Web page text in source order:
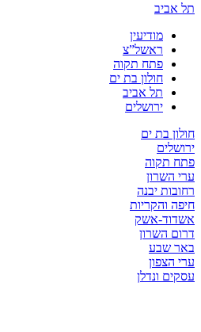
מודיעין
ראשל”צ
פתח תקוה
חולון בת ים
תל אביב
ירושלים
בת ים
יבנה
אשק
ונדלן